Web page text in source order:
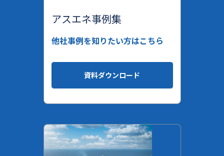
アスエネ事例集
他社事例を知りたい方はこちら
資料ダウンロード